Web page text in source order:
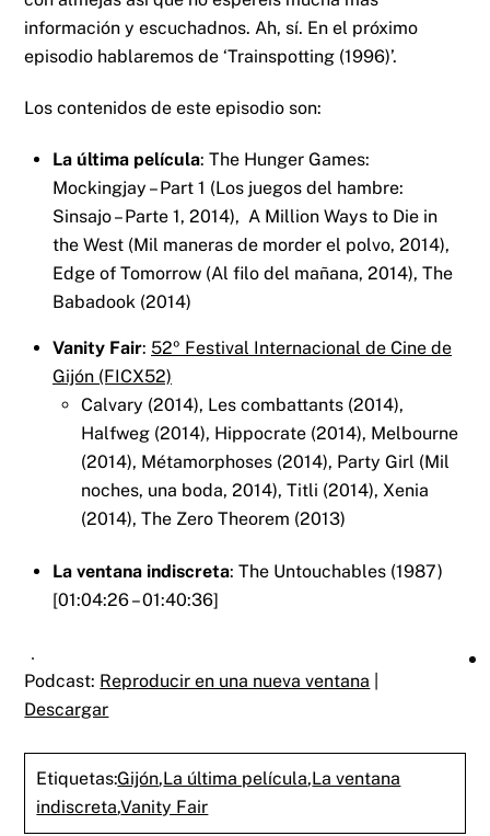
información y escuchadnos. Ah, sí. En el próximo
episodio hablaremos de ‘Trainspotting (1996)’.
Los contenidos de este episodio son:
La última película: The Hunger Games:
Mockingjay – Part 1 (Los juegos del hambre:
Sinsajo – Parte 1, 2014), A Million Ways to Die in
the West (Mil maneras de morder el polvo, 2014),
Edge of Tomorrow (Al filo del mañana, 2014), The
Babadook (2014)
Vanity Fair: 52º Festival Internacional de Cine de
Gijón (FICX52)
Calvary (2014), Les combattants (2014),
Halfweg (2014), Hippocrate (2014), Melbourne
(2014), Métamorphoses (2014), Party Girl (Mil
noches, una boda, 2014), Titli (2014), Xenia
(2014), The Zero Theorem (2013)
La ventana indiscreta: The Untouchables (1987)
[01:04:26 – 01:40:36]
Podcast: Reproducir en una nueva ventana
Descargar
Etiquetas:Gijón,La última película,La ventana
indiscreta,Vanity Fair